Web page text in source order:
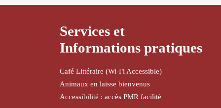
Services et
Informations pratiques
Café Littéraire (Wi-Fi Accessible)
Animaux en laisse bienvenus
Accessibilité : accès PMR facilité